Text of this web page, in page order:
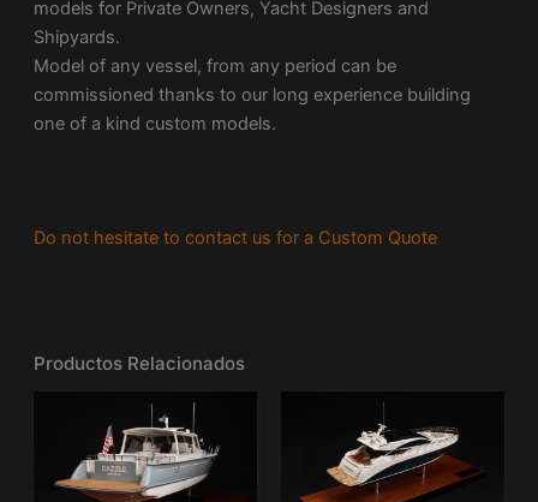
models for Private Owners, Yacht Designers and
Shipyards.
Model of any vessel, from any period can be
commissioned thanks to our long experience building
one of a kind custom models.
Do not hesitate to contact us for a Custom Quote
Productos Relacionados